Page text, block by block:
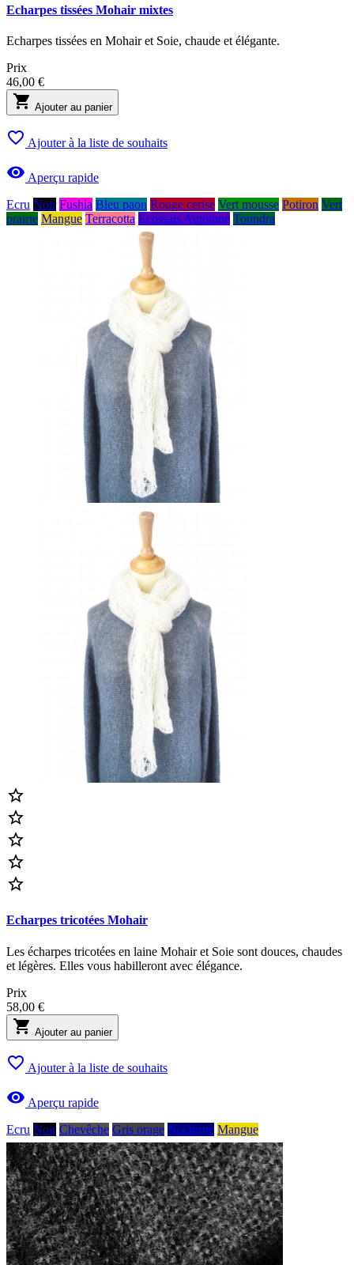
Echarpes tissées Mohair mixtes
Echarpes tissées en Mohair et Soie, chaude et élégante.
Prix
46,00 €
 Ajouter au panier
 Ajouter à la liste de souhaits
 Aperçu rapide
Ecru Noir Fushia Bleu paon Rouge cerise Vert mousse Potiron Vert
prairie Mangue Terracotta Ecossais Automne Toundra





Echarpes tricotées Mohair
Les écharpes tricotées en laine Mohair et Soie sont douces, chaudes
et légères. Elles vous habilleront avec élégance.
Prix
58,00 €
 Ajouter au panier
 Ajouter à la liste de souhaits
 Aperçu rapide
Ecru Noir Chevêche Gris orage Nocturne Mangue